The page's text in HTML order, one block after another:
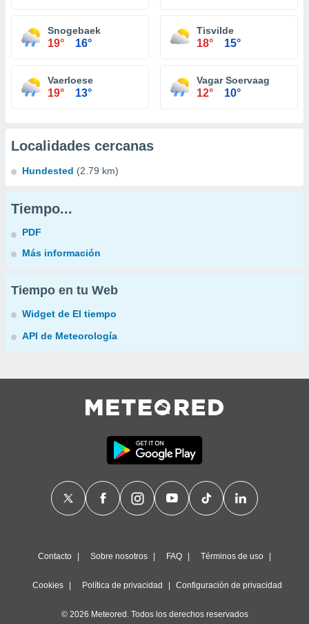
Snogebaek
19° 16°
Tisvilde
18° 15°
Vaerloese
19° 13°
Vagar Soervaag
12° 10°
Localidades cercanas
Hundested (2.79 km)
Tiempo...
PDF
Más información
Tiempo en tu Web
Widget de El tiempo
API de Meteorología
Contacto Sobre nosotros FAQ Términos de uso
Cookies Política de privacidad Configuración de privacidad
© 2026 Meteored. Todos los derechos reservados